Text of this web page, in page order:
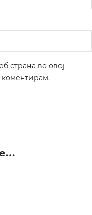
страна во овој
коментирам.